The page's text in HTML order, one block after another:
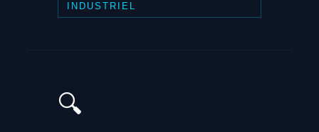
INDUSTRIEL
🔍